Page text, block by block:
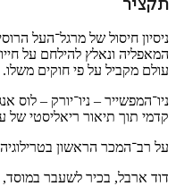
תקציר
ניסיון חיסול של מרגל־העל
המאפליה ונאלץ להילחם על
עולם מקביל על פי חוקים משלו.
ניו־המפשייר – ניו־יורק –
קדמי תוך תיאור ריאליסטי של
על רב־המכר הראשון
דוד ארבל, בכיר לשעבר